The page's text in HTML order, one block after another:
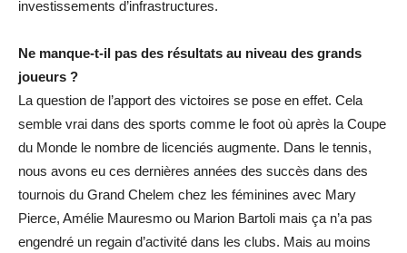
investissements d’infrastructures.
Ne manque-t-il pas des résultats au niveau des grands
joueurs ?
La question de l’apport des victoires se pose en effet. Cela
semble vrai dans des sports comme le foot où après la Coupe
du Monde le nombre de licenciés augmente. Dans le tennis,
nous avons eu ces dernières années des succès dans des
tournois du Grand Chelem chez les féminines avec Mary
Pierce, Amélie Mauresmo ou Marion Bartoli mais ça n’a pas
engendré un regain d’activité dans les clubs. Mais au moins